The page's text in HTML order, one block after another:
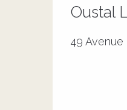
Oustal
49 Avenue